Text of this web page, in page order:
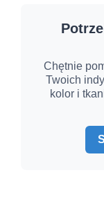
Chętnie
Twoich
kolor i